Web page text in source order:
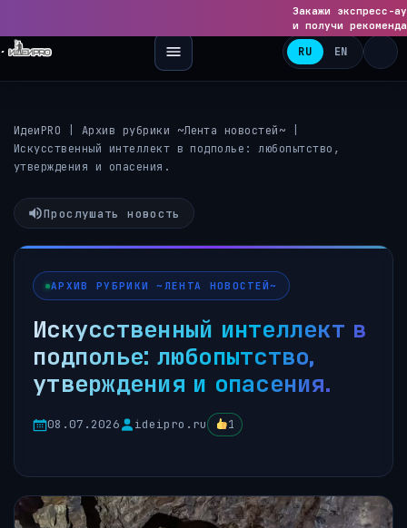
Закажи экспресс-
и получи
RU EN
ИдеиPRO Архив рубрики ~Лента новостей~
Искусственный интеллект в подполье: любопытство,
утверждения и опасения.
Прослушать новость
АРХИВ РУБРИКИ ~ЛЕНТА НОВОСТЕЙ~
Искусственный интеллект в
подполье: любопытство,
утверждения и опасения.
08.07.2026 ideipro.ru 1